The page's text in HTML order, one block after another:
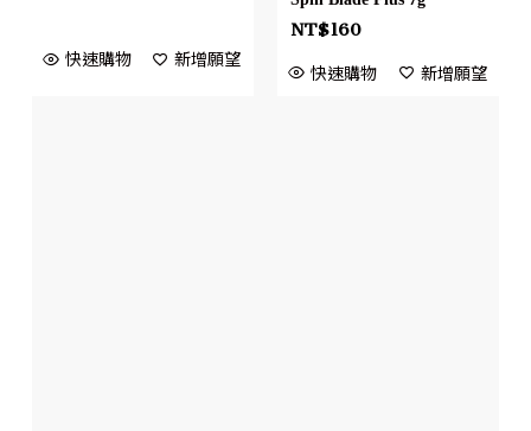
快速購物 新增願望
NT$160
快速購物 新增願望